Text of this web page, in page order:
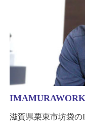
滋賀県栗東市坊袋